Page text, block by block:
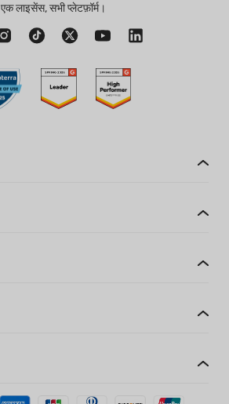
एक लाइसेंस, सभी प्लेटफ़ॉर्म।